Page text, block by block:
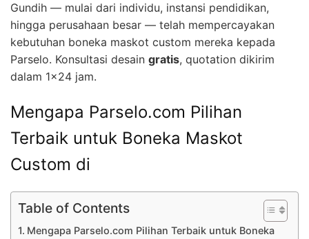
Gundih — mulai dari individu, instansi pendidikan,
hingga perusahaan besar — telah mempercayakan
kebutuhan boneka maskot custom mereka kepada
Parselo. Konsultasi desain gratis, quotation dikirim
dalam 1×24 jam.
Mengapa Parselo.com Pilihan
Terbaik untuk Boneka Maskot
Custom di
Table of Contents
Mengapa Parselo.com Pilihan Terbaik untuk Boneka